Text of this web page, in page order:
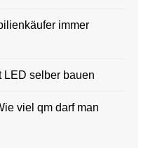
immer
LED selber bauen
viel qm darf man